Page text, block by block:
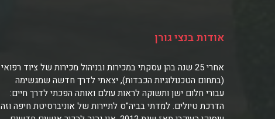
אודות בנצי גורן
אחרי 25 שנה בהן עסקתי במכירות ובניהול מכירות של ציוד רפואי
(בתחום הטכנולוגיות הכבדות), יצאתי לדרך חדשה שמגשימה
עבורי חלום ישן ותשוקה לראות עולם ואותה הפכתי לדרך חיים:
הדרכת טיולים. למדתי בביה"ס לתיירות של אוניברסיטת חיפה וזה